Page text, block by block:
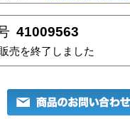
41009563
売を終了しました